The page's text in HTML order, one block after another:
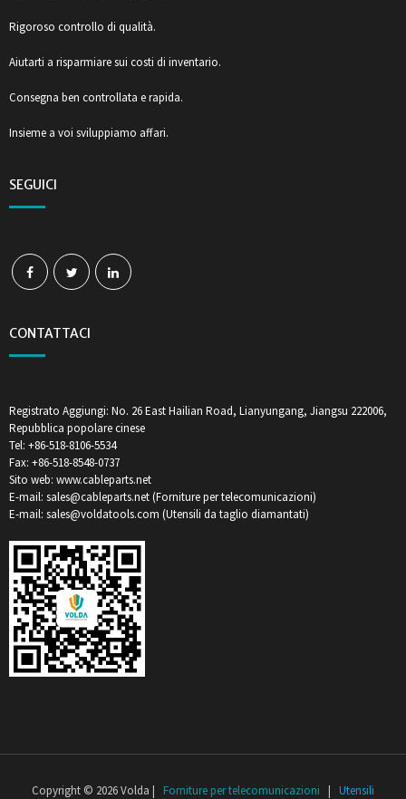
Rigoroso controllo di qualità.
Aiutarti a risparmiare sui costi di inventario.
Consegna ben controllata e rapida.
Insieme a voi sviluppiamo affari.
SEGUICI
CONTATTACI
Registrato Aggiungi: No. 26 East Hailian Road, Lianyungang, Jiangsu 222006,
Repubblica popolare cinese
Tel: +86-518-8106-5534
Fax: +86-518-8548-0737
Sito web: www.cableparts.net
E-mail: sales@cableparts.net (Forniture per telecomunicazioni)
E-mail: sales@voldatools.com (Utensili da taglio diamantati)
Copyright © 2026 Volda | Forniture per telecomunicazioni | Utensili